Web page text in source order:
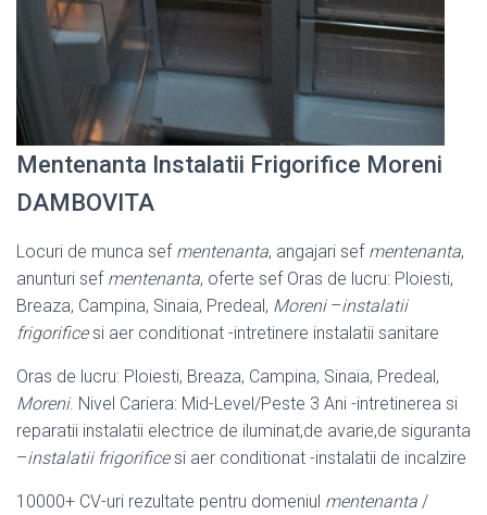
Mentenanta Instalatii Frigorifice Moreni
DAMBOVITA
Locuri de munca sef mentenanta, angajari sef mentenanta,
anunturi sef mentenanta, oferte sef Oras de lucru: Ploiesti,
Breaza, Campina, Sinaia, Predeal, Moreni–instalatii
frigorificesi aer conditionat -intretinere instalatii sanitare
Oras de lucru: Ploiesti, Breaza, Campina, Sinaia, Predeal,
Moreni. Nivel Cariera: Mid-Level/Peste 3 Ani -intretinerea si
reparatii instalatii electrice de iluminat,de avarie,de siguranta
–instalatii frigorificesi aer conditionat -instalatii de incalzire
10000+ CV-uri rezultate pentru domeniul mentenanta /